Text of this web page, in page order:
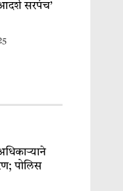
आदर्श सरपंच’
पोलिस